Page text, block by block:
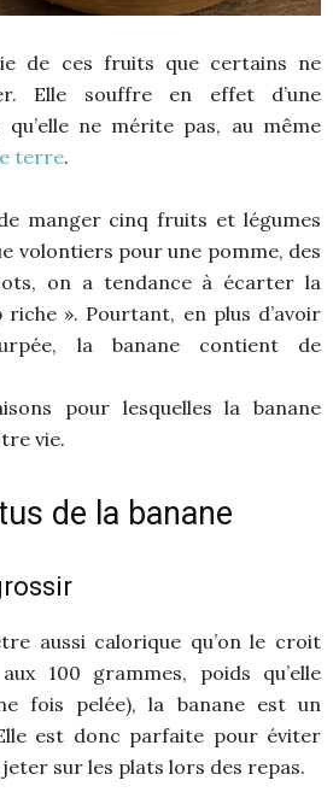
de ces fruits que certains ne
Elle souffre en effet d’une
ne mérite pas, au même
terre.
manger cinq fruits et légumes
volontiers pour une pomme, des
on a tendance à écarter la
». Pourtant, en plus d’avoir
la banane contient de
pour lesquelles la banane
vie.
de la banane
aussi calorique qu’on le croit
100 grammes, poids qu’elle
fois pelée), la banane est un
est donc parfaite pour éviter
sur les plats lors des repas.